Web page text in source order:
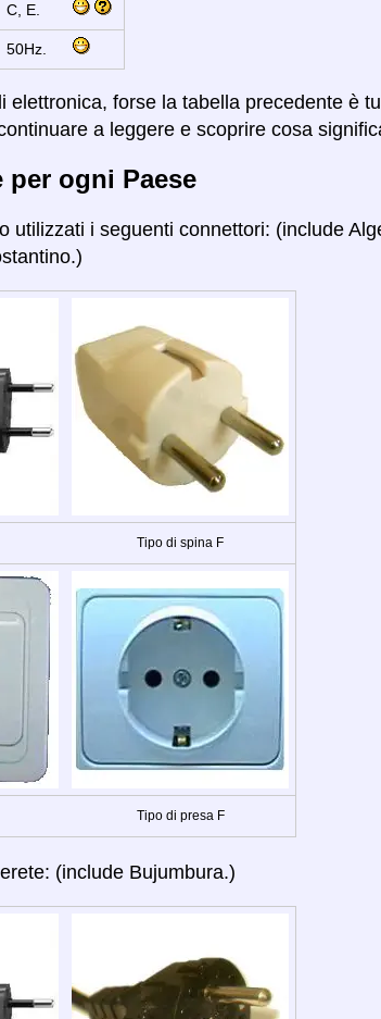
C, E.
50Hz.
elettronica, forse la tabella precedente è
a leggere e scoprire cosa
per ogni Paese
utilizzati i seguenti connettori: (include
Tipo di spina F
Tipo di presa F
(include Bujumbura.)